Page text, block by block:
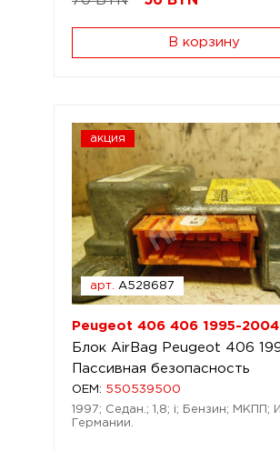
В корзину
акция
арт. A528687
Peugeot 406 406 1995-2004
Блок AirBag Peugeot 406
Пассивная безопасность
OEM: 550539500
1997; Седан.; 1,8; i; Бензин; МКПП;
Германии.